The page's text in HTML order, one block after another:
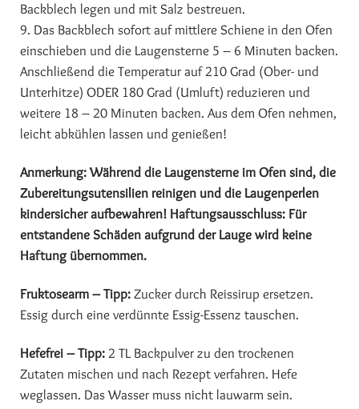
Backblech legen und mit Salz bestreuen.
9. Das Backblech sofort auf mittlere Schiene in den Ofen
einschieben und die Laugensterne 5 – 6 Minuten backen.
Anschließend die Temperatur auf 210 Grad (Ober- und
Unterhitze) ODER 180 Grad (Umluft) reduzieren und
weitere 18 – 20 Minuten backen. Aus dem Ofen nehmen,
leicht abkühlen lassen und genießen!
Anmerkung: Während die Laugensterne im Ofen sind, die
Zubereitungsutensilien reinigen und die Laugenperlen
kindersicher aufbewahren! Haftungsausschluss: Für
entstandene Schäden aufgrund der Lauge wird keine
Haftung übernommen.
Fruktosearm – Tipp: Zucker durch Reissirup ersetzen.
Essig durch eine verdünnte Essig-Essenz tauschen.
Hefefrei – Tipp: 2 TL Backpulver zu den trockenen
Zutaten mischen und nach Rezept verfahren. Hefe
weglassen. Das Wasser muss nicht lauwarm sein.